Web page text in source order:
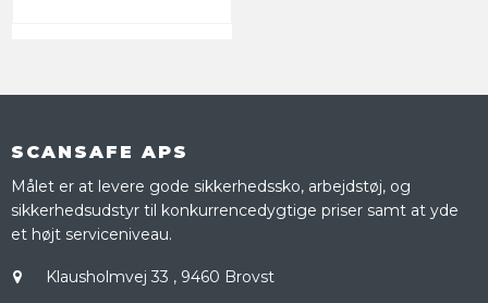
SCANSAFE APS
Målet er at levere gode sikkerhedssko, arbejdstøj, og
sikkerhedsudstyr til konkurrencedygtige priser samt at yde
et højt serviceniveau.
Klausholmvej 33 , 9460 Brovst